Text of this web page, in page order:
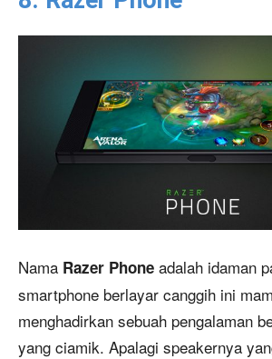
Nama Razer Phone adalah idaman
smartphone berlayar canggih ini
menghadirkan sebuah pengalaman
yang ciamik. Apalagi speakernya